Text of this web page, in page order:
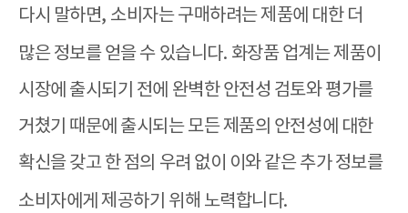
다시 말하면, 소비자는 구매하려는 제품에 대한 더
많은 정보를 얻을 수 있습니다. 화장품 업계는 제품이
시장에 출시되기 전에 완벽한 안전성 검토와 평가를
거쳤기 때문에 출시되는 모든 제품의 안전성에 대한
확신을 갖고 한 점의 우려 없이 이와 같은 추가 정보를
소비자에게 제공하기 위해 노력합니다.